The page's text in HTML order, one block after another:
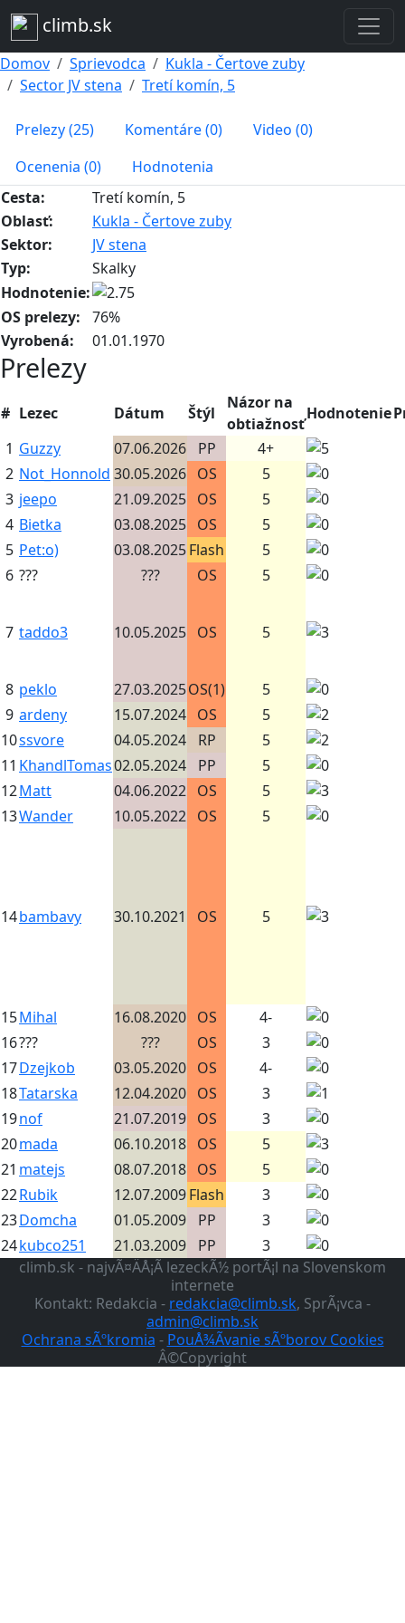
climb.sk
Domov Sprievodca
Kukla - Čertove zuby
Sector JV stena
Tretí komín, 5
Prelezy (25) Komentáre (0)
Video (0)
Ocenenia (0)
Hodnotenia
Cesta:
Tretí komín, 5
Oblasť:
Kukla - Čertove zuby
Sektor:
JV stena
Typ:
Skalky
Hodnotenie:
OS prelezy:
76%
Vyrobená:
01.01.1970
Prelezy
# Lezec Dátum Štýl
Názor na
obtiažnosť
Hodnotenie
1 Guzzy 07.06.2026 PP
4+
2 Not_Honnold 30.05.2026 OS
5
3 jeepo 21.09.2025 OS
5
4 Bietka 03.08.2025 OS
5
5 Pet:o) 03.08.2025Flash
5
6 ??? ??? OS 5
7 taddo3 10.05.2025 OS 5
8 peklo 27.03.2025OS(1)
5
9 ardeny 15.07.2024 OS
5
10ssvore 04.05.2024 RP
5
11 KhandlTomas02.05.2024 PP
5
12Matt 04.06.2022 OS
5
13Wander 10.05.2022 OS 5
14bambavy 30.10.2021 OS 5
15Mihal 16.08.2020 OS
4-
16??? ??? OS
3
17Dzejkob 03.05.2020 OS
4-
18Tatarska 12.04.2020 OS
3
19nof 21.07.2019 OS
3
20mada 06.10.2018 OS
5
21 matejs 08.07.2018 OS
5
22Rubik 12.07.2009Flash
3
23Domcha 01.05.2009 PP
3
24kubco251 21.03.2009 PP
3
climb.sk - najvÃ¤ÄÅ¡Ã­ lezeckÃ½ portÃ¡l na Slovenskom
internete
Kontakt: Redakcia - redakcia@climb.sk, SprÃ¡vca -
admin@climb.sk
Ochrana sÃºkromia - PouÅ¾Ã­vanie sÃºborov Cookies
Â©Copyright